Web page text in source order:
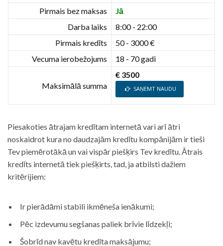
Pirmais bez maksas
Jā
Darba laiks
8:00 - 22:00
Pirmais kredīts
50 - 3000 €
Vecuma ierobežojums
18 - 70 gadi
Maksimālā summa
€ 3500
SAŅEMT NAUDU
Piesakoties ātrajam kredītam internetā vari arī ātri
noskaidrot kura no daudzajām kredītu kompānijām ir tieši
Tev piemērotākā un vai vispār piešķirs Tev kredītu. Ātrais
kredīts internetā tiek piešķirts, tad, ja atbilsti dažiem
kritērijiem:
Ir pierādāmi stabili ikmēneša ienākumi;
Pēc izdevumu segšanas paliek brīvie līdzekļi;
Šobrīd nav kavētu kredīta maksājumu;